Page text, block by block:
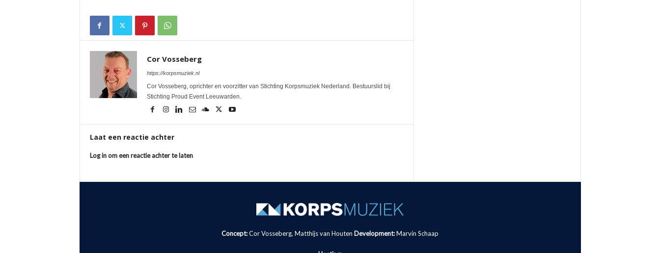
Cor Vosseberg
https://korpsmuziek.nl
Cor Vosseberg, oprichter en voorzitter van Stichting Korpsmuziek Nederland. Bestuurslid bij
Stichting Proud Event Leeuwarden.
Laat een reactie achter
Log in om een reactie achter te laten
Concept:Cor Vosseberg, Matthijs van Houten Development:Marvin Schaap